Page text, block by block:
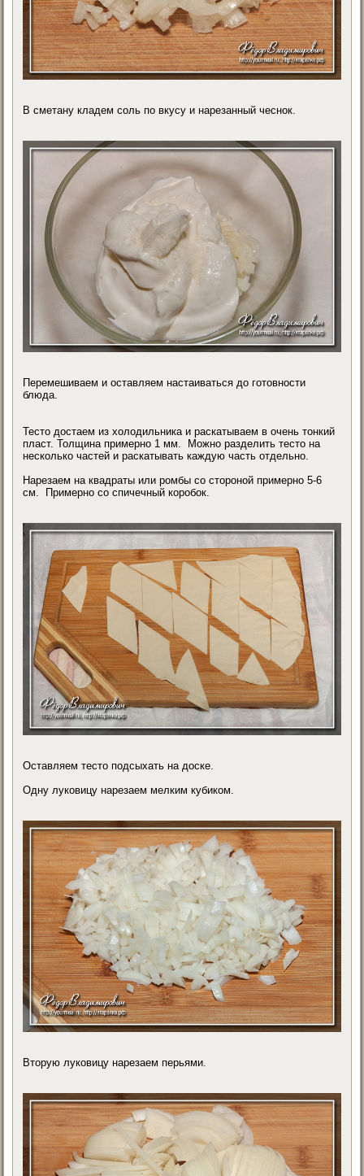
В сметану кладем соль по вкусу и нарезанный чеснок.
Перемешиваем и оставляем настаиваться до готовности
блюда.
Тесто достаем из холодильника и раскатываем в очень тонкий
пласт. Толщина примерно 1 мм. Можно разделить тесто на
несколько частей и раскатывать каждую часть отдельно.
Нарезаем на квадраты или ромбы со стороной примерно 5-6
см. Примерно со спичечный коробок.
Оставляем тесто подсыхать на доске.
Одну луковицу нарезаем мелким кубиком.
Вторую луковицу нарезаем перьями.